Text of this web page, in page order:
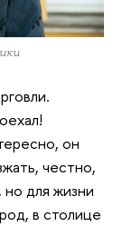
он
честно,
но для жизни
в столице